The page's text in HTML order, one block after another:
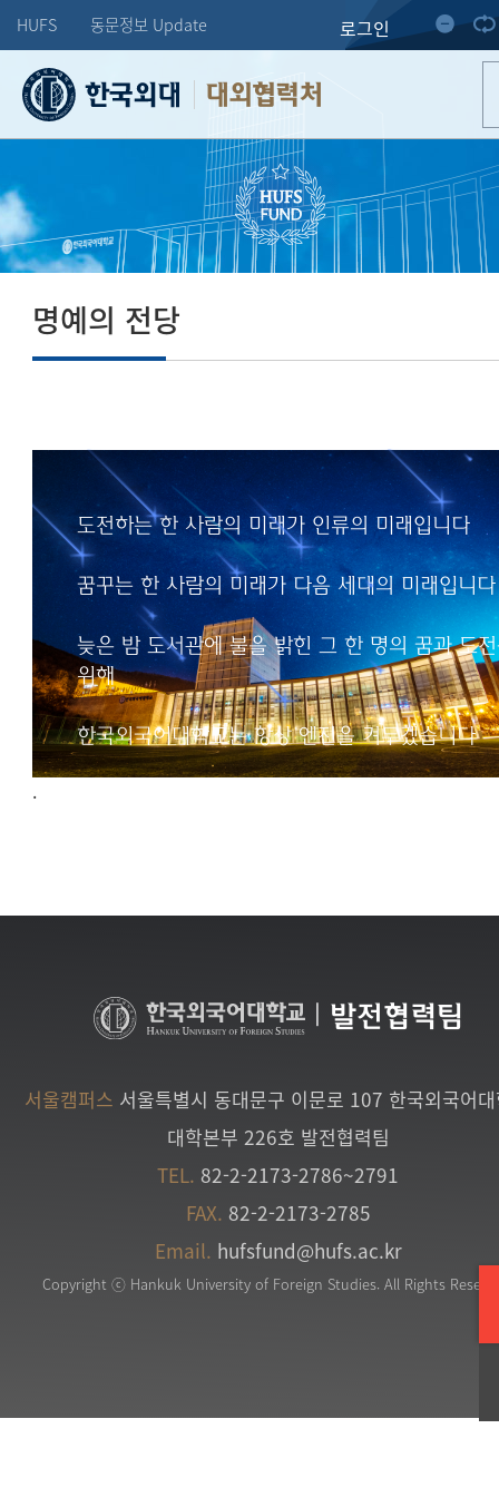
HUFS 동문정보 Update 로그인
대외협력처
명예의 전당
도전하는 한 사람의 미래가 인류의 미래입니다
꿈꾸는 한 사람의 미래가 다음 세대의 미래입니다
늦은 밤 도서관에 불을 밝힌 그 한 명의 꿈과 도
위해
한국외국어대학교는 항상 엔진을 켜두겠습니다
도전하는 한 사람의 미래가
인류의 미래입니다
꿈꾸는 한 사람의 미래가
다음 세대의 미래입니다
늦은 밤 도서관에 불을 밝힌
그 한 명의 꿈과 도전을 위해
한국외국어대학교는
항상 엔진을 켜두겠습니다
.
| 발전협력팀
서울캠퍼스 서울특별시 동대문구 이문로 107 한국외국어
대학본부 226호 발전협력팀
TEL. 82-2-2173-2786~2791
FAX. 82-2-2173-2785
Email. hufsfund@hufs.ac.kr
Copyright ⓒ Hankuk University of Foreign Studies. All Rights